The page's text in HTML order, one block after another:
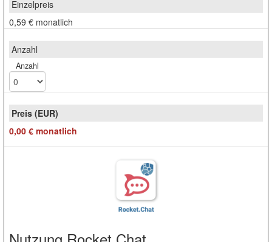
0,59 € monatlich
Anzahl
0,00 € monatlich